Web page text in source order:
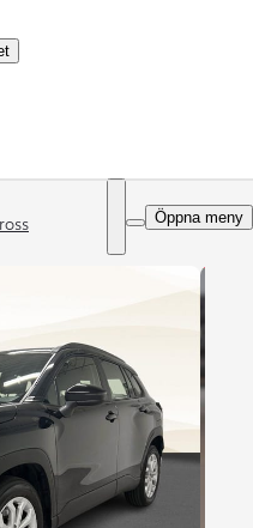
Öppna meny